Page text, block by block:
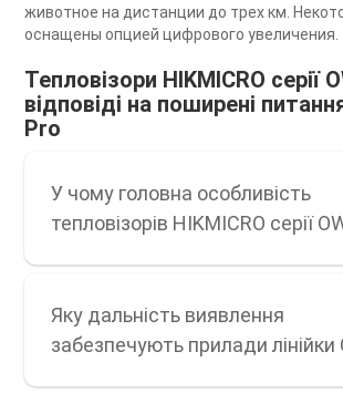
животное на дистанции до трех км.
оснащены опцией цифрового увеличения.
Тепловізори HIKMICRO серії
відповіді на поширені
Pro
У чому головна особливість
тепловізорів HIKMICRO серії
Яку дальність виявлення
забезпечують прилади лінійки